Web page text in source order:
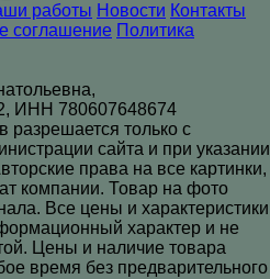
работы Новости Контакты
соглашение Политика
ИНН 780607648674
разрешается только с
сайта и при указании
права на все картинки,
компании. Товар на фото
Все цены и характеристики
характер и не
Цены и наличие товара
время без предварительного